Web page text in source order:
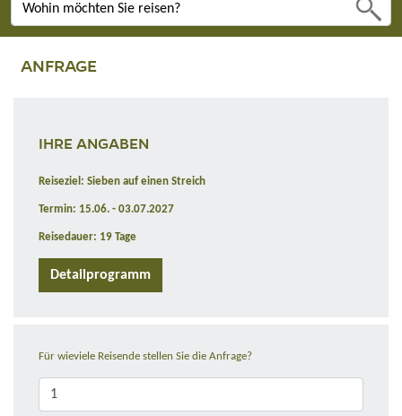
ANFRAGE
IHRE ANGABEN
Reiseziel: Sieben auf einen Streich
Termin: 15.06. - 03.07.2027
Reisedauer: 19 Tage
Detailprogramm
Für wieviele Reisende stellen Sie die Anfrage?